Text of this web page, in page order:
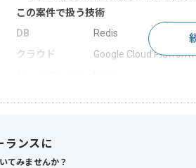
この案件で扱う技術
DB
Redis
クラウド
Google Cloud Platform
業界
業務内容
ランスに
てみませんか？